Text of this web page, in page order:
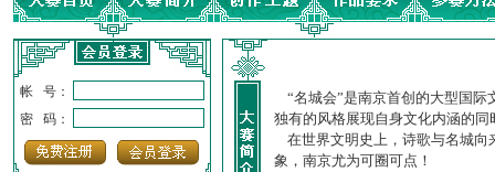
帐 号：
密 码：
“名城会”是南京首创的大型国际
独有的风格展现自身文化内涵的
在世界文明史上，诗歌与名城向
象，南京尤为可圈可点！